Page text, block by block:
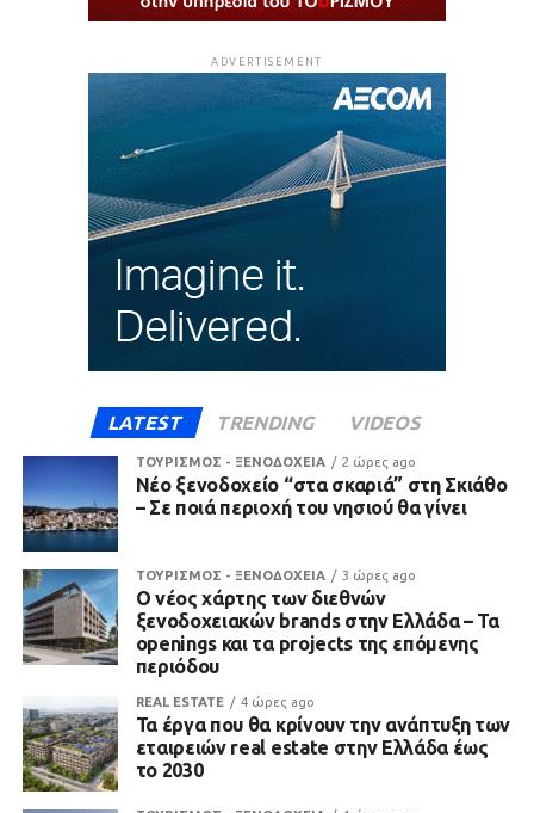
ADVERTISEMENT
LATEST TRENDING VIDEOS
ΤΟΥΡΙΣΜΟΣ - ΞΕΝΟΔΟΧΕΙΑ 2 ώρες ago
Νέο ξενοδοχείο “στα σκαριά” στη Σκιάθο
– Σε ποιά περιοχή του νησιού θα γίνει
ΤΟΥΡΙΣΜΟΣ - ΞΕΝΟΔΟΧΕΙΑ 3 ώρες ago
Ο νέος χάρτης των διεθνών
ξενοδοχειακών brands στην Ελλάδα – Τα
openings και τα projects της επόμενης
περιόδου
REAL ESTATE 4 ώρες ago
Τα έργα που θα κρίνουν την ανάπτυξη των
εταιρειών real estate στην Ελλάδα έως
το 2030